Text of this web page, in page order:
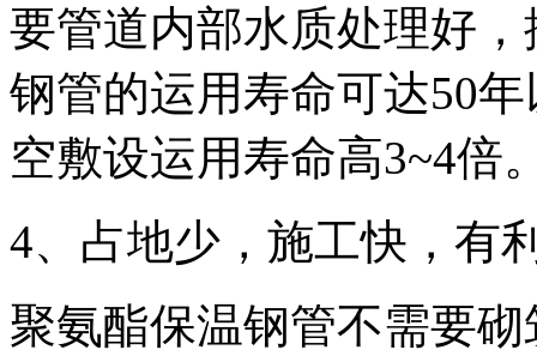
要管道内部水质处理好
钢管的运用寿命可达50
空敷设运用寿命高3~4倍
4、占地少，施工快，有
聚氨酯保温钢管不需要